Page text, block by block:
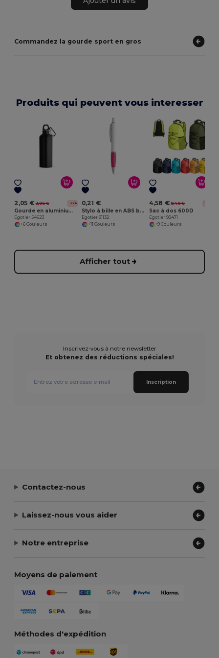
Commandez la gourde sport en gros
Produits qui peuvent vous interesser
2,05 € 3,06 € -33%
Gourde en aluminium recyclé avec mousqueton 530 ml
Egotier 54623
+6 Couleurs
0,21 €
Stylo à bille en ABS blanc avec clip en métal
Egotier 81132
+11 Couleurs
4,58 € 9,40 € -51%
Sac à dos 600D
Egotier 92471
+9 Couleurs
Afficher tout
Inscrivez-vous à notre newsletter
Et obtenez des réductions spéciales!
Inscription
Contactez-nous
Laissez-nous vous aider
Notre entreprise
Moyens de paiement
Méthodes d'expédition